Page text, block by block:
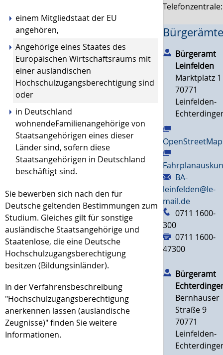
einem Mitgliedstaat der EU
angehören,
Angehörige eines Staates des
Europäischen Wirtschaftsraums mit
einer ausländischen
Hochschulzugangsberechtigung sind
oder
in Deutschland
wohnendeFamilienangehörige von
Staatsangehörigen eines dieser
Länder sind, sofern diese
Staatsangehörigen in Deutschland
beschäftigt sind.
Sie bewerben sich nach den für
Deutsche geltenden Bestimmungen zum
Studium. Gleiches gilt für sonstige
ausländische Staatsangehörige und
Staatenlose, die eine Deutsche
Hochschulzugangsberechtigung
besitzen (Bildungsinländer).
In der Verfahrensbeschreibung
"Hochschulzugangsberechtigung
anerkennen lassen (ausländische
Zeugnisse)" finden Sie weitere
Informationen.
Bürgeramt
Leinfelden
Marktplatz 1
70771
Leinfelden-
OpenStreetMap
BA-
leinfelden@le-
mail.de
0711 1600-
300
0711 1600-
47300
Bürgeramt
Bernhäuser
Straße 9
70771
Leinfelden-